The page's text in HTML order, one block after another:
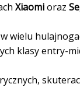
Xiaomioraz
klasy entry-